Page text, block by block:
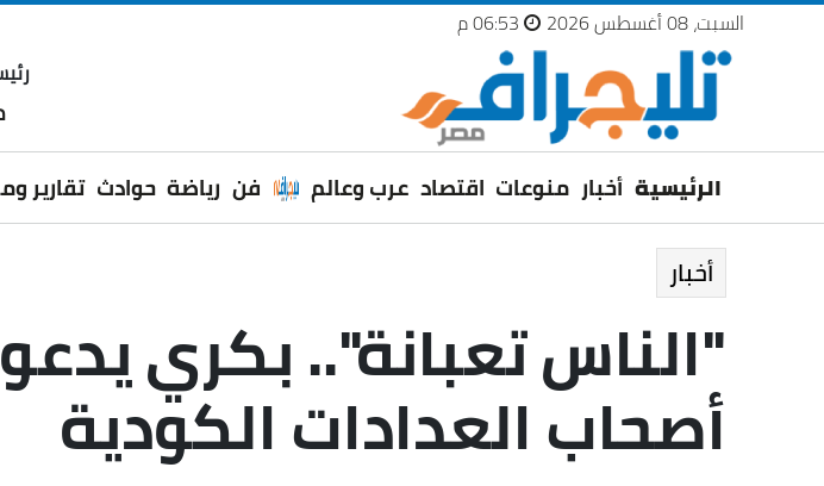
السبت، 08 أغسطس 2026
الرئيسية أخبار منوعات اقتصاد عرب وعالم فن رياضة حوادث تقارير
أخبار
"الناس تعبانة".. بكري
أصحاب العدادات الكودية